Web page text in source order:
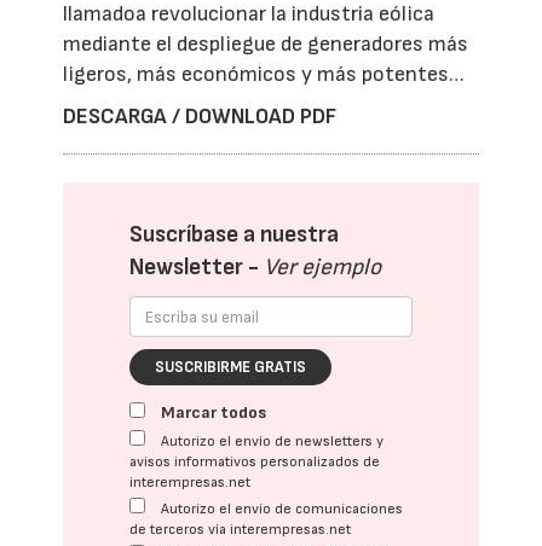
llamadoa revolucionar la industria eólica
mediante el despliegue de generadores más
ligeros, más económicos y más potentes…
DESCARGA / DOWNLOAD PDF
Suscríbase a nuestra
Newsletter - Ver ejemplo
SUSCRIBIRME GRATIS
Marcar todos
Autorizo el envío de newsletters y
avisos informativos personalizados de
interempresas.net
Autorizo el envío de comunicaciones
de terceros vía interempresas.net